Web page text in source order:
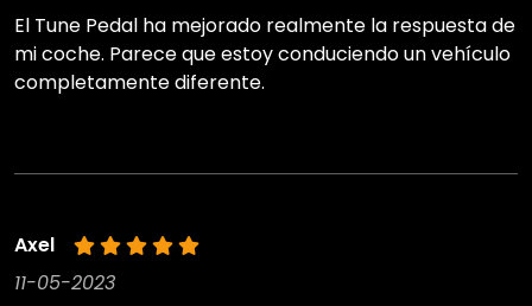
El Tune Pedal ha mejorado realmente la respuesta de
mi coche. Parece que estoy conduciendo un vehículo
completamente diferente.
Axel
11-05-2023